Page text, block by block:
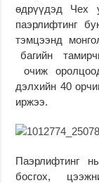
өдрүүдэд Чех
паэрлифтинг
тэмцээнд
багийн
очиж
дэлхийн 40
иржээ.
Паэрлифтинг
босгох,